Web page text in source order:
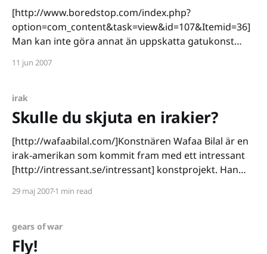
[http://www.boredstop.com/index.php?
option=com_content&task=view&id=107&Itemid=36]
Man kan inte göra annat än uppskatta gatukonst
(klickbar). Ambitionsnivån är uppenbart skyhög och
lekfullheten
11 jun 2007
irak
Skulle du skjuta en irakier?
[http://wafaabilal.com/]Konstnären Wafaa Bilal är en
irak-amerikan som kommit fram med ett intressant
[http://intressant.se/intressant] konstprojekt. Han
ett galleri) till en krigszon. En webbkamera och ett
du kunna skjuta
29 maj 20071 min read
gears of war
Fly!